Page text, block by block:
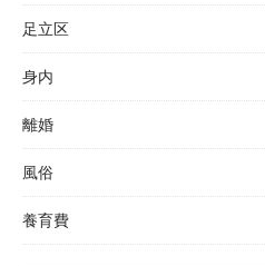
足立区
身内
離婚
風俗
養育費